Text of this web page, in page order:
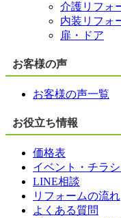
介護リフォ
内装リフォ
扉・ドア
お客様の声
お客様の声一覧
お役立ち情報
価格表
イベント・チラ
LINE相談
リフォームの流れ
よくある質問